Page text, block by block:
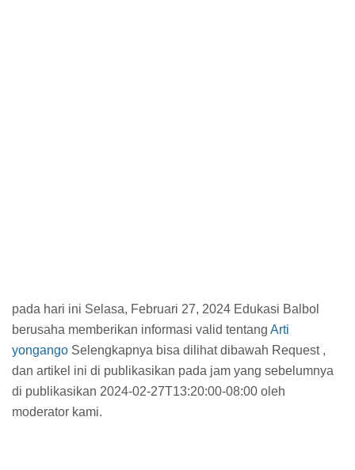
pada hari ini Selasa, Februari 27, 2024 Edukasi Balbol
berusaha memberikan informasi valid tentang Arti
yongango Selengkapnya bisa dilihat dibawah Request ,
dan artikel ini di publikasikan pada jam yang sebelumnya
di publikasikan 2024-02-27T13:20:00-08:00 oleh
moderator kami.